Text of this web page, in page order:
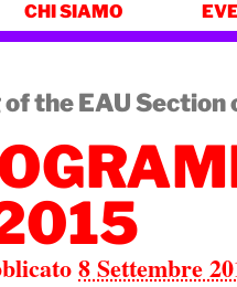
CHI SIAMO
the EAU Section
8 Settembre